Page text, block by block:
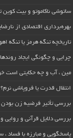
ساتوشی ناکاموتو و بیت کوین
بهره‌برداری اقتصادی از
تاریخچه تنگه هرمز یا تنگه
چرایی و چگونگی ایجاد
مین ، آب و چه حکایتی است
انتقال قدرت یا فروپاشی
بررسی تأثیر فرضیه زن بودن
بررسی دلایل قرآنی و
پاسخگویی و مبارزه با فساد ،